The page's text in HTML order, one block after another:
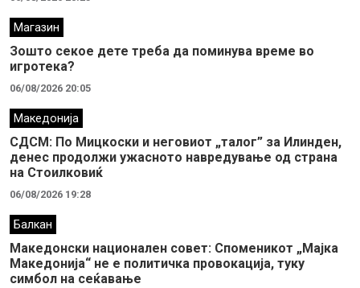
Магазин
Зошто секое дете треба да поминува време во
игротека?
06/08/2026 20:05
Македонија
СДСМ: По Мицкоски и неговиот „талог” за Илинден,
денес продолжи ужасното навредување од страна
на Стоилковиќ
06/08/2026 19:28
Балкан
Македонски национален совет: Споменикот „Мајка
Македонија“ не е политичка провокација, туку
симбол на сеќавање